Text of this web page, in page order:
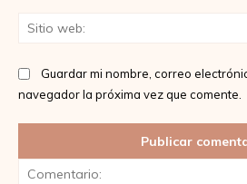
Guardar mi nombre, correo
navegador la próxima vez que comente.